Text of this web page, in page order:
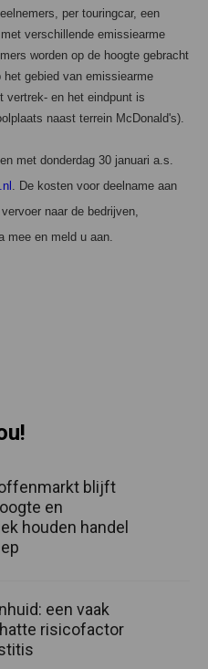
per touringcar, een
verschillende emissiearme
worden op de hoogte gebracht
het gebied van emissiearme
vertrek- en het eindpunt is
naast terrein McDonald's).
met donderdag 30 januari a.s.
. De kosten voor deelname aan
vervoer naar de bedrijven,
mee en meld u aan.
blijft
en
houden handel
een vaak
risicofactor